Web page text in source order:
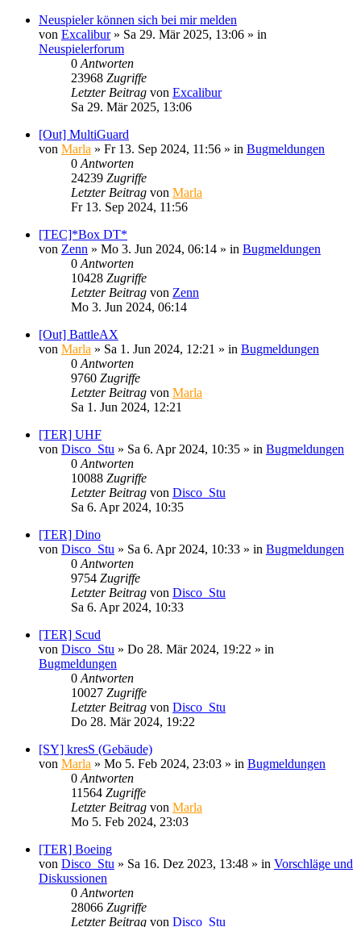
Neuspieler können sich bei mir melden
von Excalibur» Sa 29. Mär 2025, 13:06 » in
Neuspielerforum
0 Antworten
23968 Zugriffe
Letzter Beitrag von Excalibur
Sa 29. Mär 2025, 13:06
[Out] MultiGuard
von Marla » Fr 13. Sep 2024, 11:56 » in Bugmeldungen
0 Antworten
24239 Zugriffe
Letzter Beitrag von Marla
Fr 13. Sep 2024, 11:56
[TEC]*Box DT*
von Zenn » Mo 3. Jun 2024, 06:14 » in Bugmeldungen
0 Antworten
10428 Zugriffe
Letzter Beitrag von Zenn
Mo 3. Jun 2024, 06:14
[Out] BattleAX
von Marla » Sa 1. Jun 2024, 12:21 » in Bugmeldungen
0 Antworten
9760 Zugriffe
Letzter Beitrag von Marla
Sa 1. Jun 2024, 12:21
[TER] UHF
von Disco_Stu » Sa 6. Apr 2024, 10:35 » in Bugmeldungen
0 Antworten
10088 Zugriffe
Letzter Beitrag von Disco_Stu
Sa 6. Apr 2024, 10:35
[TER] Dino
von Disco_Stu » Sa 6. Apr 2024, 10:33 » in Bugmeldungen
0 Antworten
9754 Zugriffe
Letzter Beitrag von Disco_Stu
Sa 6. Apr 2024, 10:33
[TER] Scud
von Disco_Stu » Do 28. Mär 2024, 19:22 » in
Bugmeldungen
0 Antworten
10027 Zugriffe
Letzter Beitrag von Disco_Stu
Do 28. Mär 2024, 19:22
[SY] kresS (Gebäude)
von Marla » Mo 5. Feb 2024, 23:03 » in Bugmeldungen
0 Antworten
11564 Zugriffe
Letzter Beitrag von Marla
Mo 5. Feb 2024, 23:03
[TER] Boeing
von Disco_Stu » Sa 16. Dez 2023, 13:48 » in Vorschläge und
Diskussionen
0 Antworten
28066 Zugriffe
Letzter Beitrag von Disco_Stu